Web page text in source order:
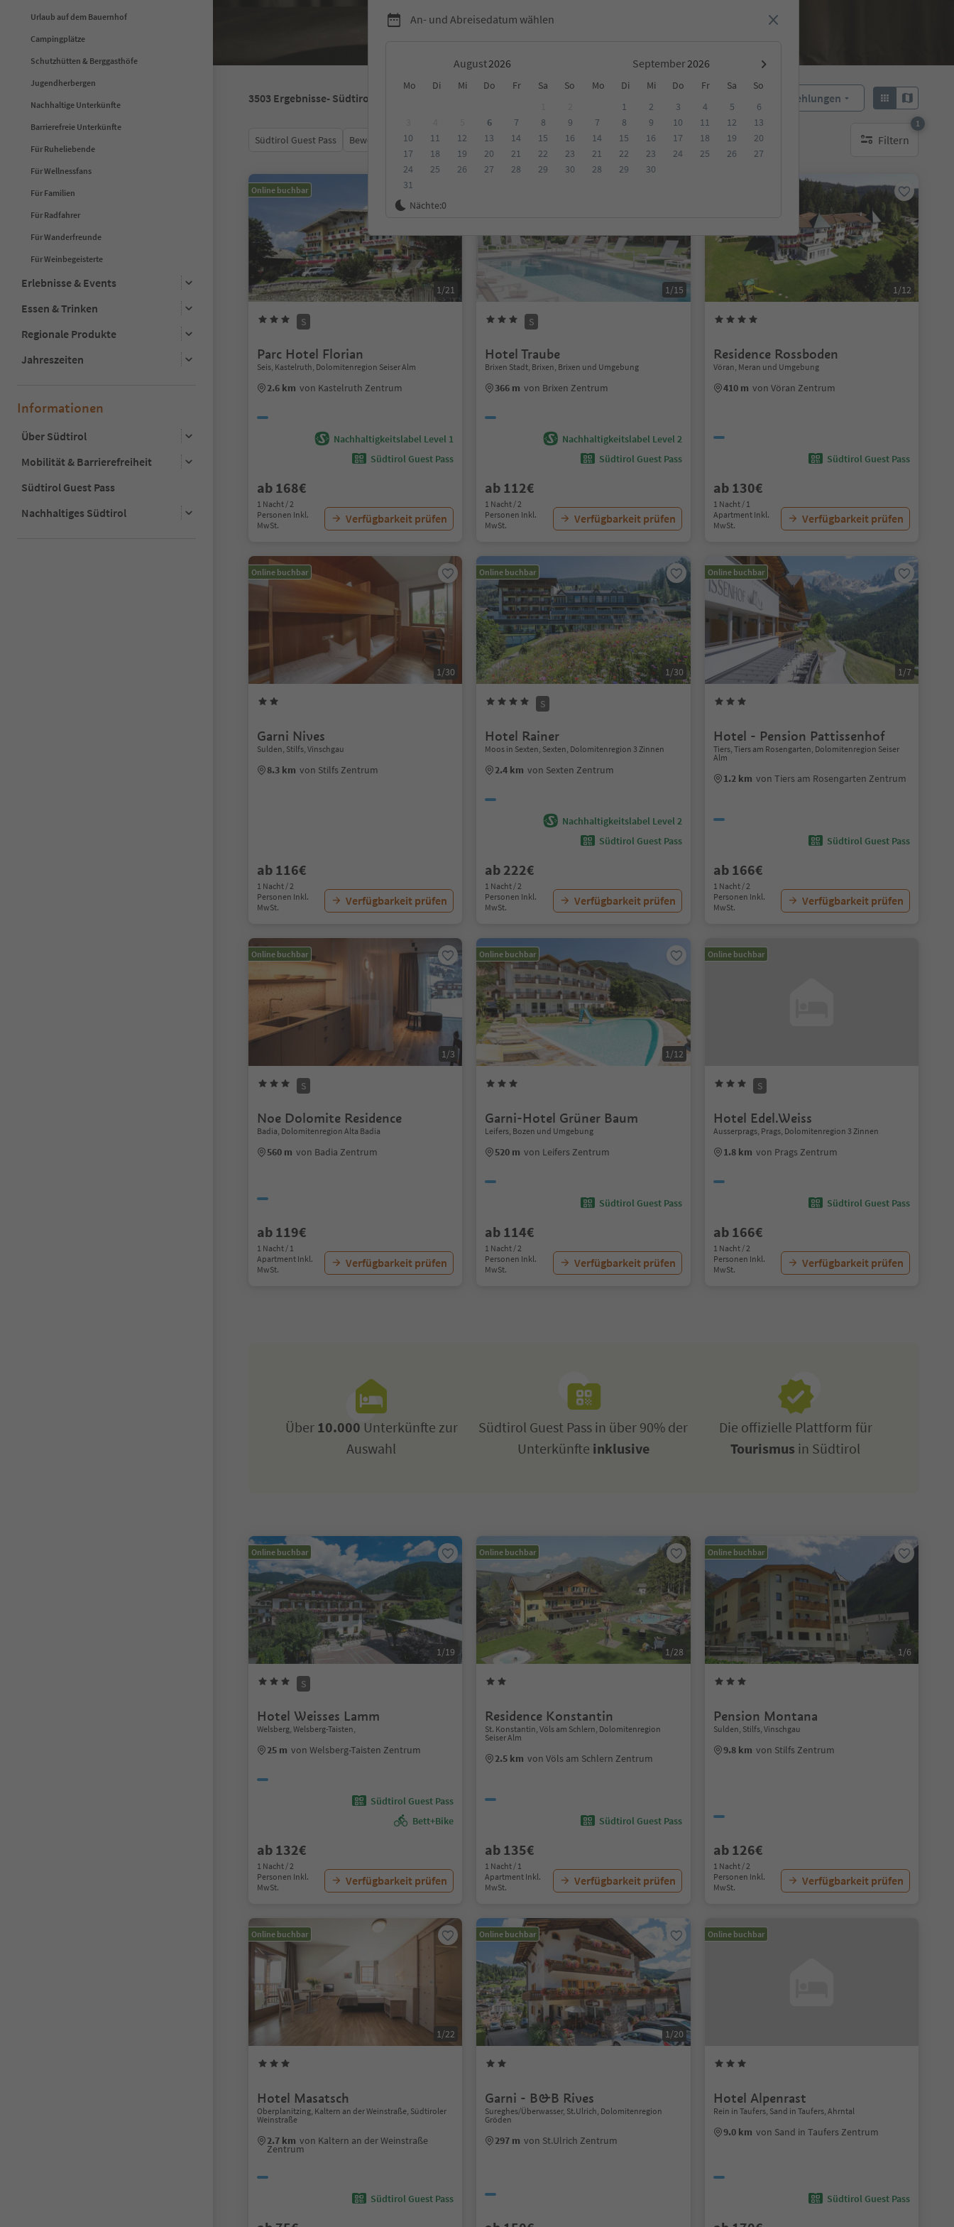
Urlaub auf dem Bauernhof
Campingplätze
Schutzhütten & Berggasthöfe
Jugendherbergen
Nachhaltige Unterkünfte
Barrierefreie Unterkünfte
Für Ruheliebende
Für Wellnessfans
Für Familien
Für Radfahrer
Für Wanderfreunde
Für Weinbegeisterte
Erlebnisse & Events
Essen & Trinken
Regionale Produkte
Jahreszeiten
Informationen
Über Südtirol
Mobilität & Barrierefreiheit
Südtirol Guest Pass
Nachhaltiges Südtirol
An- und Abreisedatum wählen
August September
Mo Di Mi Do Fr Sa So Mo Di Mi Do Fr Sa
So
6 7 8
9
10
11 12 13 14 15
16
17
18 19 20 21 22
23
24
25 26 27 28 29
30
31
1 2 3 4 5
6
7
8 9 10 11 12
13
14
15 16 17 18 19
20
21
22 23 24 25 26
27
28
29 30
Nächte:0
3503 Ergebnisse- Südtirol Empfehlungen
Südtirol Guest Pass Bewertungen Kategorie Verpflegungsart Nachhaltige Unterkunft Filtern
1
1 aktiver Filter
Online buchbar
1/21
S
Parc Hotel Florian
Seis, Kastelruth, Dolomitenregion Seiser Alm
2.6 km von Kastelruth Zentrum
Nachhaltigkeitslabel Level 1
Südtirol Guest Pass
ab 168€
1 Nacht / 2
Personen Inkl.
MwSt.
Verfügbarkeit prüfen
1/15
S
Hotel Traube
Brixen Stadt, Brixen, Brixen und Umgebung
366 m von Brixen Zentrum
Nachhaltigkeitslabel Level 2
Südtirol Guest Pass
ab 112€
1 Nacht / 2
Personen Inkl.
MwSt.
Verfügbarkeit prüfen
1/12
Residence Rossboden
Vöran, Meran und Umgebung
410 m von Vöran Zentrum
Südtirol Guest Pass
ab 130€
1 Nacht / 1
Apartment Inkl.
MwSt.
Verfügbarkeit prüfen
Online buchbar
1/30
Garni Nives
Sulden, Stilfs, Vinschgau
8.3 km von Stilfs Zentrum
ab 116€
1 Nacht / 2
Personen Inkl.
MwSt.
Verfügbarkeit prüfen
Online buchbar
1/30
S
Hotel Rainer
Moos in Sexten, Sexten, Dolomitenregion 3 Zinnen
2.4 km von Sexten Zentrum
Nachhaltigkeitslabel Level 2
Südtirol Guest Pass
ab 222€
1 Nacht / 2
Personen Inkl.
MwSt.
Verfügbarkeit prüfen
Online buchbar
1/7
Hotel - Pension Pattissenhof
Tiers, Tiers am Rosengarten, Dolomitenregion Seiser
Alm
1.2 km von Tiers am Rosengarten Zentrum
Südtirol Guest Pass
ab 166€
1 Nacht / 2
Personen Inkl.
MwSt.
Verfügbarkeit prüfen
Online buchbar
1/3
S
Noe Dolomite Residence
Badia, Dolomitenregion Alta Badia
560 m von Badia Zentrum
ab 119€
1 Nacht / 1
Apartment Inkl.
MwSt.
Verfügbarkeit prüfen
Online buchbar
1/12
Garni-Hotel Grüner Baum
Leifers, Bozen und Umgebung
520 m von Leifers Zentrum
Südtirol Guest Pass
ab 114€
1 Nacht / 2
Personen Inkl.
MwSt.
Verfügbarkeit prüfen
Online buchbar
S
Hotel Edel.Weiss
Ausserprags, Prags, Dolomitenregion 3 Zinnen
1.8 km von Prags Zentrum
Südtirol Guest Pass
ab 166€
1 Nacht / 2
Personen Inkl.
MwSt.
Verfügbarkeit prüfen
Über10.000 Unterkünfte zur
Auswahl
Südtirol Guest Pass in über 90% der
Unterkünfte inklusive
Die offizielle Plattform für
Tourismus in Südtirol
Online buchbar
1/19
S
Hotel Weisses Lamm
Welsberg, Welsberg-Taisten,
25 m von Welsberg-Taisten Zentrum
Südtirol Guest Pass
Bett+Bike
ab 132€
1 Nacht / 2
Personen Inkl.
MwSt.
Verfügbarkeit prüfen
Online buchbar
1/28
Residence Konstantin
St. Konstantin, Völs am Schlern, Dolomitenregion
Seiser Alm
2.5 km von Völs am Schlern Zentrum
Südtirol Guest Pass
ab 135€
1 Nacht / 1
Apartment Inkl.
MwSt.
Verfügbarkeit prüfen
Online buchbar
1/6
Pension Montana
Sulden, Stilfs, Vinschgau
9.8 km von Stilfs Zentrum
ab 126€
1 Nacht / 2
Personen Inkl.
MwSt.
Verfügbarkeit prüfen
Online buchbar
1/22
Hotel Masatsch
Oberplanitzing, Kaltern an der Weinstraße, Südtiroler
Weinstraße
2.7 km von Kaltern an der Weinstraße
Zentrum
Südtirol Guest Pass
Online buchbar
1/20
Garni - B&B Rives
Sureghes/Überwasser, St.Ulrich, Dolomitenregion
Gröden
297 m von St.Ulrich Zentrum
Online buchbar
Hotel Alpenrast
Rein in Taufers, Sand in Taufers, Ahrntal
9.0 km von Sand in Taufers Zentrum
Südtirol Guest Pass